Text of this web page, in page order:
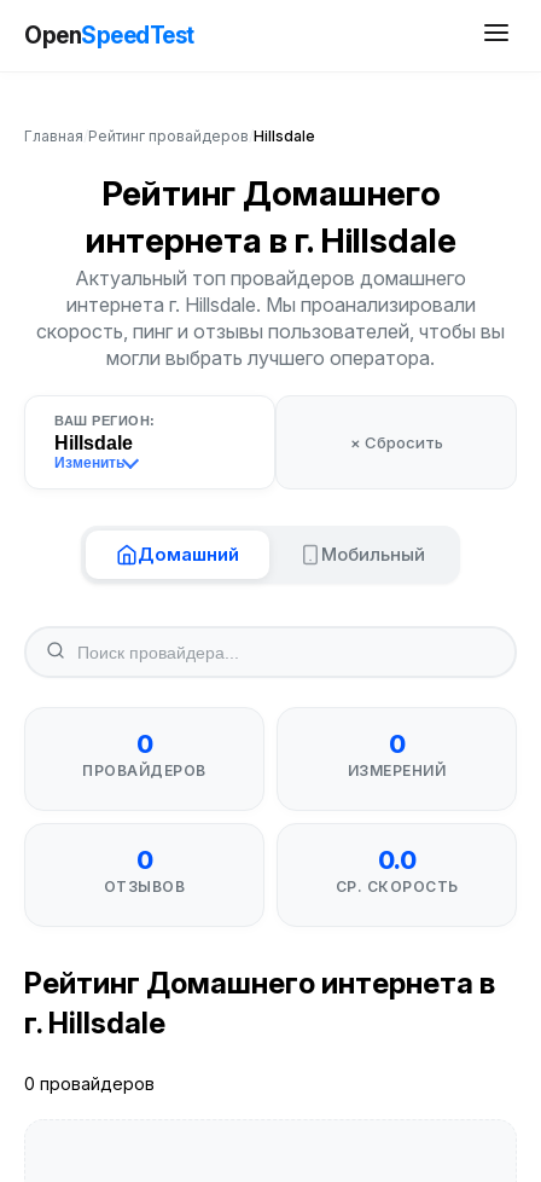
OpenSpeedTest
Главная Рейтинг провайдеров Hillsdale
Рейтинг Домашнего
интернета в г. Hillsdale
Актуальный топ провайдеров домашнего
интернета г. Hillsdale. Мы проанализировали
скорость, пинг и отзывы пользователей, чтобы вы
могли выбрать лучшего оператора.
ВАШ РЕГИОН:
Hillsdale
Изменить
× Сбросить
Домашний Мобильный
0
ПРОВАЙДЕРОВ
0
ИЗМЕРЕНИЙ
0
ОТЗЫВОВ
0.0
СР. СКОРОСТЬ
Рейтинг Домашнего интернета в
г. Hillsdale
0 провайдеров